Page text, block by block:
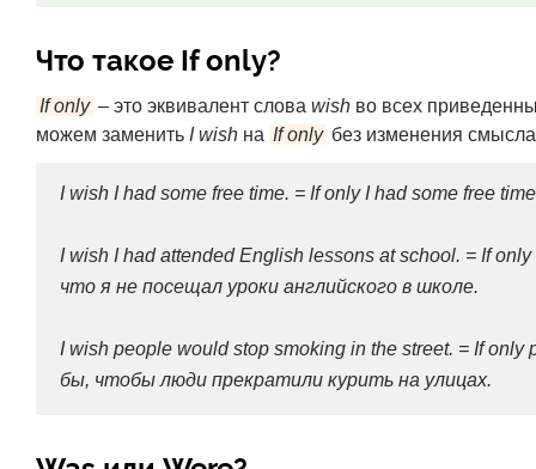
Что такое If only?
If only – это эквивалент слова wish во всех
можем заменить I wish на If only без изменения
I wish I had some free time. = If only I had some free
I wish I had attended English lessons at school. = If
что я не посещал уроки английского в школе.
I wish people would stop smoking in the street. = If
бы, чтобы люди прекратили курить на улицах.